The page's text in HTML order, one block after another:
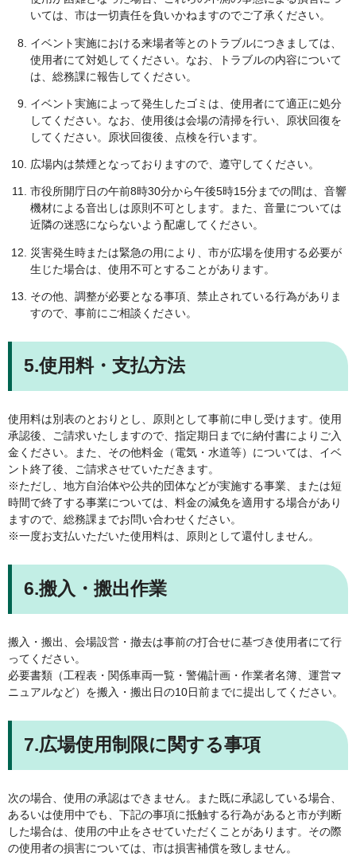
いては、市は一切責任を負いかねますのでご了承ください。
イベント実施における来場者等とのトラブルにつきましては、
使用者にて対処してください。なお、トラブルの内容について
は、総務課に報告してください。
イベント実施によって発生したゴミは、使用者にて適正に処分
してください。なお、使用後は会場の清掃を行い、原状回復を
してください。原状回復後、点検を行います。
広場内は禁煙となっておりますので、遵守してください。
市役所開庁日の午前8時30分から午後5時15分までの間は、音響
機材による音出しは原則不可とします。また、音量については
近隣の迷惑にならないよう配慮してください。
災害発生時または緊急の用により、市が広場を使用する必要が
生じた場合は、使用不可とすることがあります。
その他、調整が必要となる事項、禁止されている行為がありま
すので、事前にご相談ください。
5.使用料・支払方法
使用料は別表のとおりとし、原則として事前に申し受けます。使用
承認後、ご請求いたしますので、指定期日までに納付書によりご入
金ください。また、その他料金（電気・水道等）については、イベ
ント終了後、ご請求させていただきます。
※ただし、地方自治体や公共的団体などが実施する事業、または短
時間で終了する事業については、料金の減免を適用する場合があり
ますので、総務課までお問い合わせください。
※一度お支払いただいた使用料は、原則として還付しません。
6.搬入・搬出作業
搬入・搬出、会場設営・撤去は事前の打合せに基づき使用者にて行
ってください。
必要書類（工程表・関係車両一覧・警備計画・作業者名簿、運営マ
ニュアルなど）を搬入・搬出日の10日前までに提出してください。
7.広場使用制限に関する事項
次の場合、使用の承認はできません。また既に承認している場合、
あるいは使用中でも、下記の事項に抵触する行為があると市が判断
した場合は、使用の中止をさせていただくことがあります。その際
の使用者の損害については、市は損害補償を致しません。